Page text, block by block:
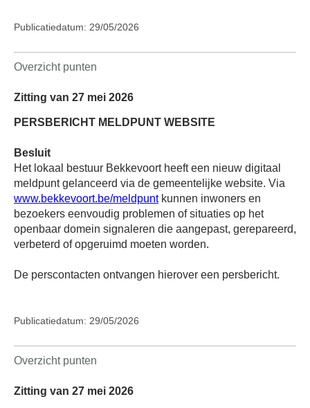
Publicatiedatum: 29/05/2026
Overzicht punten
Zitting van 27 mei 2026
PERSBERICHT MELDPUNT WEBSITE
Besluit
Het lokaal bestuur Bekkevoort heeft een nieuw digitaal
meldpunt gelanceerd via de gemeentelijke website. Via
www.bekkevoort.be/meldpuntkunnen inwoners en
bezoekers eenvoudig problemen of situaties op het
openbaar domein signaleren die aangepast, gerepareerd,
verbeterd of opgeruimd moeten worden.
De perscontacten ontvangen hierover een persbericht.
Publicatiedatum: 29/05/2026
Overzicht punten
Zitting van 27 mei 2026